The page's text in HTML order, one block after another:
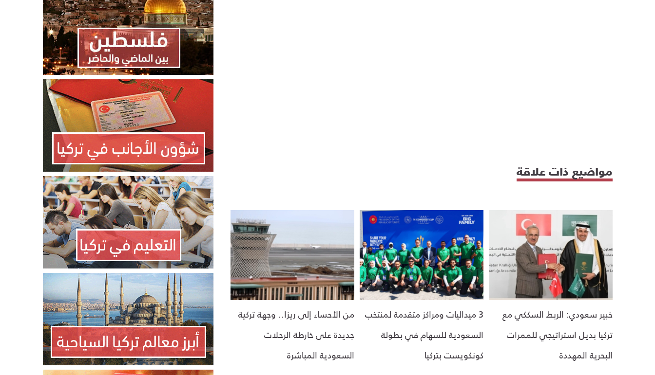
مواضيع ذات علاقة
خبير سعودي: الربط السككي مع
تركيا بديل استراتيجي للممرات
البحرية المهددة
3 ميداليات ومراكز متقدمة لمنتخب
السعودية للسهام في بطولة
كونكويست بتركيا
من الأحساء إلى ريزا.. وجهة تركية
جديدة على خارطة الرحلات
السعودية المباشرة